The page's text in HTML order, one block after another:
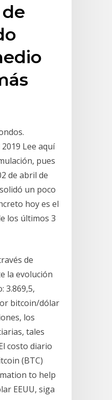
Lee aquí
pues
de abril de
un poco
hoy es el
los últimos 3
de
la evolución
3.869,5,
bitcoin/dólar
los
tales
costo diario
(BTC)
to help
EEUU, siga